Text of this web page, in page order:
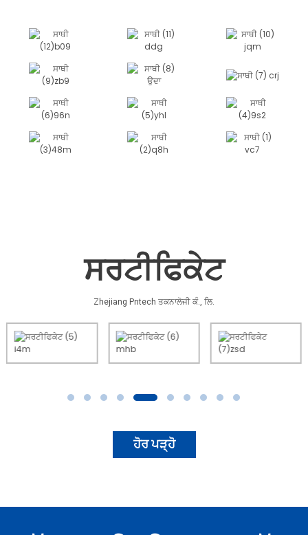
ਸਰਟੀਫਿਕੇਟ
Zhejiang Pntech ਤਕਨਾਲੋਜੀ ਕੰ., ਲਿ.
ਹੋਰ ਪੜ੍ਹੋ